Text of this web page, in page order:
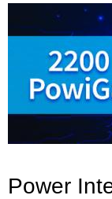
Power